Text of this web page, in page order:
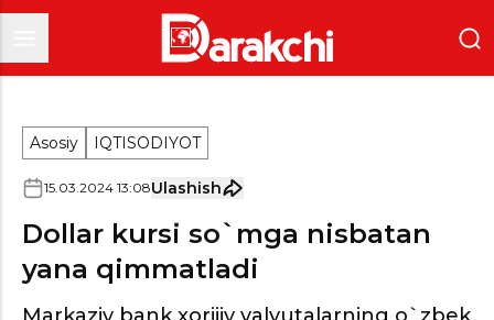
Asosiy IQTISODIYOT
15.03.2024 13:08Ulashish
Dollar kursi so`mga nisbatan
yana qimmatladi